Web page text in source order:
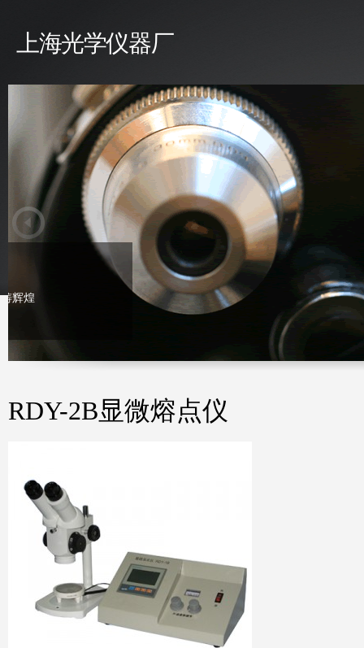
上海光学仪器厂
/ 上海光学仪器厂介绍 /
上海光学仪器厂，曾经为发展民
白，奠定了国家光学工业的系列
司-欧波同（ZEISS-OPTON）、
RDY-2B显微熔点仪